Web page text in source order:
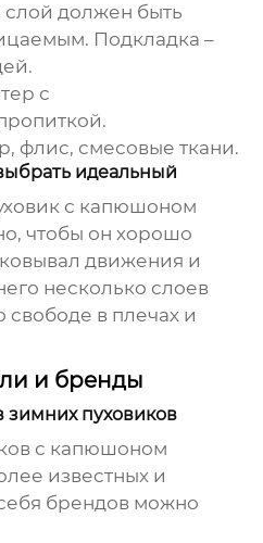
слой должен быть
Подкладка –
с
флис, смесовые ткани.
идеальный
с капюшоном
чтобы он хорошо
движения и
несколько слоев
свободе в плечах и
и бренды
пуховиков
с капюшоном
известных и
брендов можно